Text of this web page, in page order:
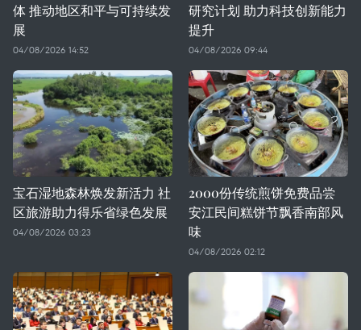
体 推动地区和平与可持续发
展
04/08/2026 14:52
研究计划 助力科技创新能力
提升
04/08/2026 09:44
宝石湿地森林焕发新活力 社
区旅游助力得乐省绿色发展
04/08/2026 03:23
2000份传统煎饼免费品尝
安江民间糕饼节飘香南部风
味
04/08/2026 02:12